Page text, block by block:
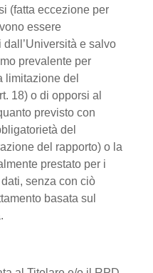
(fatta eccezione per
essere
e salvo
prevalente per
limitazione del
18) o di opporsi al
previsto con
del
del rapporto) o la
prestato per i
senza con ciò
basata sul